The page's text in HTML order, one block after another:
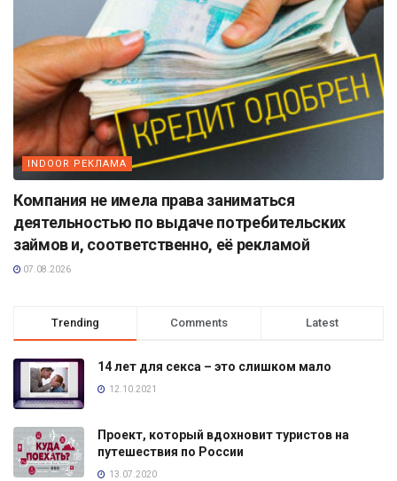
INDOOR РЕКЛАМА
Компания не имела права заниматься
деятельностью по выдаче потребительских
займов и, соответственно, её рекламой
07.08.2026
Trending Comments Latest
14 лет для секса – это слишком мало
12.10.2021
Проект, который вдохновит туристов на
путешествия по России
13.07.2020